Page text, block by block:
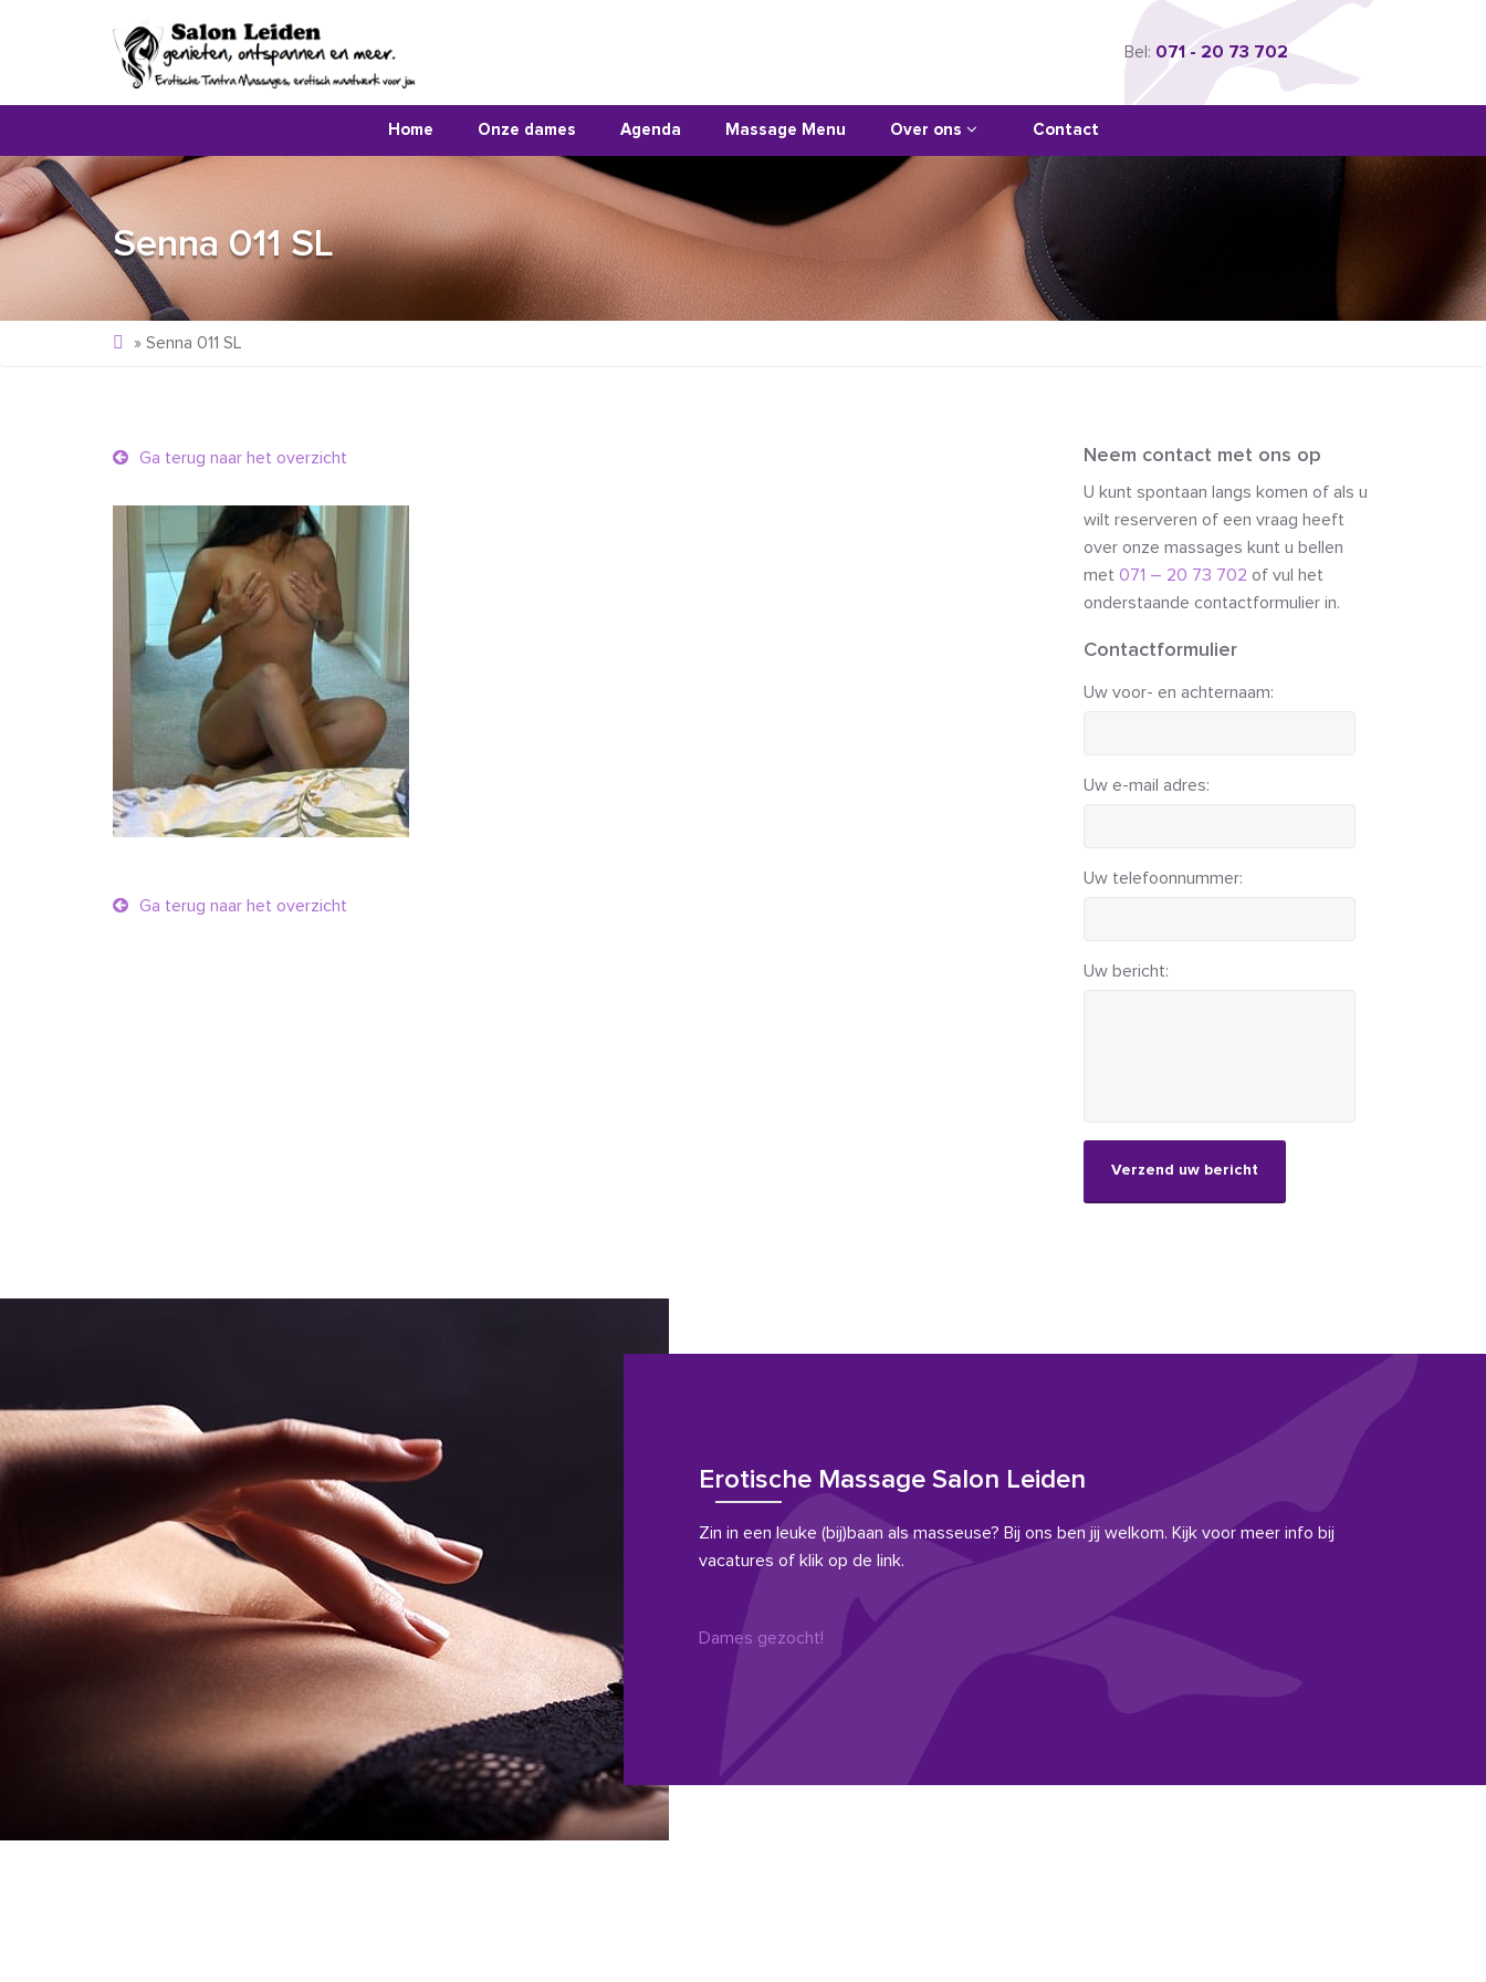
Bel: 071 - 20 73 702
Home Onze dames Agenda Massage Menu Over ons Contact
Senna 011 SL
» Senna 011 SL
Ga terug naar het overzicht
Ga terug naar het overzicht
Neem contact met ons op
U kunt spontaan langs komen of als u
wilt reserveren of een vraag heeft
over onze massages kunt u bellen
met 071 – 20 73 702 of vul het
onderstaande contactformulier in.
Contactformulier
Uw voor- en achternaam:
Uw e-mail adres:
Uw telefoonnummer:
Uw bericht:
Erotische Massage Salon Leiden
Zin in een leuke (bij)baan als masseuse? Bij ons ben jij welkom. Kijk voor meer info bij
vacatures of klik op de link.
Dames gezocht!